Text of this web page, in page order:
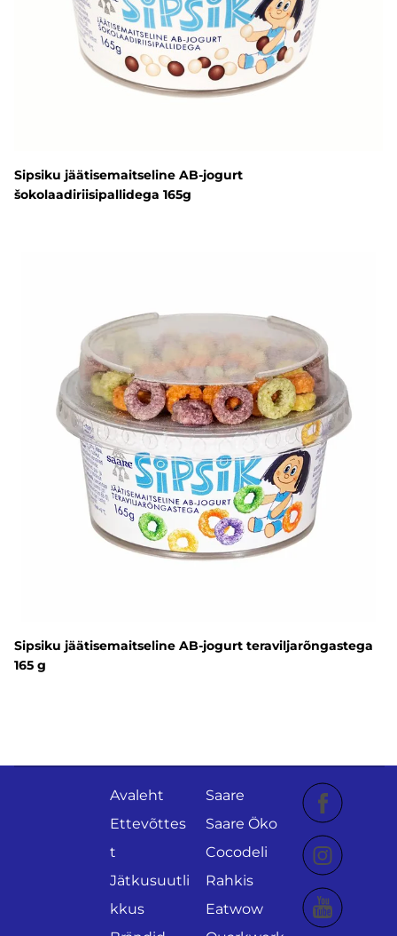
Sipsiku jäätisemaitseline AB-jogurt
šokolaadiriisipallidega 165g
Sipsiku jäätisemaitseline AB-jogurt teraviljarõngastega
165 g
Avaleht
Ettevõttes
t
Jätkusuutli
kkus
Saare
Saare Öko
Cocodeli
Rahkis
Eatwow